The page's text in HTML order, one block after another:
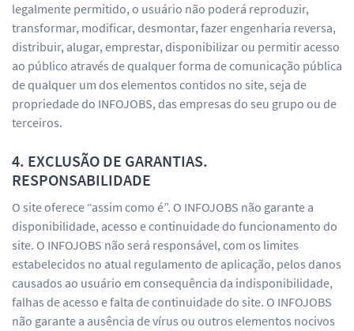
legalmente permitido, o usuário não poderá reproduzir,
transformar, modificar, desmontar, fazer engenharia reversa,
distribuir, alugar, emprestar, disponibilizar ou permitir acesso
ao público através de qualquer forma de comunicação pública
de qualquer um dos elementos contidos no site, seja de
propriedade do INFOJOBS, das empresas do seu grupo ou de
terceiros.
4. EXCLUSÃO DE GARANTIAS.
RESPONSABILIDADE
O site oferece “assim como é”. O INFOJOBS não garante a
disponibilidade, acesso e continuidade do funcionamento do
site. O INFOJOBS não será responsável, com os limites
estabelecidos no atual regulamento de aplicação, pelos danos
causados ao usuário em consequência da indisponibilidade,
falhas de acesso e falta de continuidade do site. O INFOJOBS
não garante a ausência de vírus ou outros elementos nocivos